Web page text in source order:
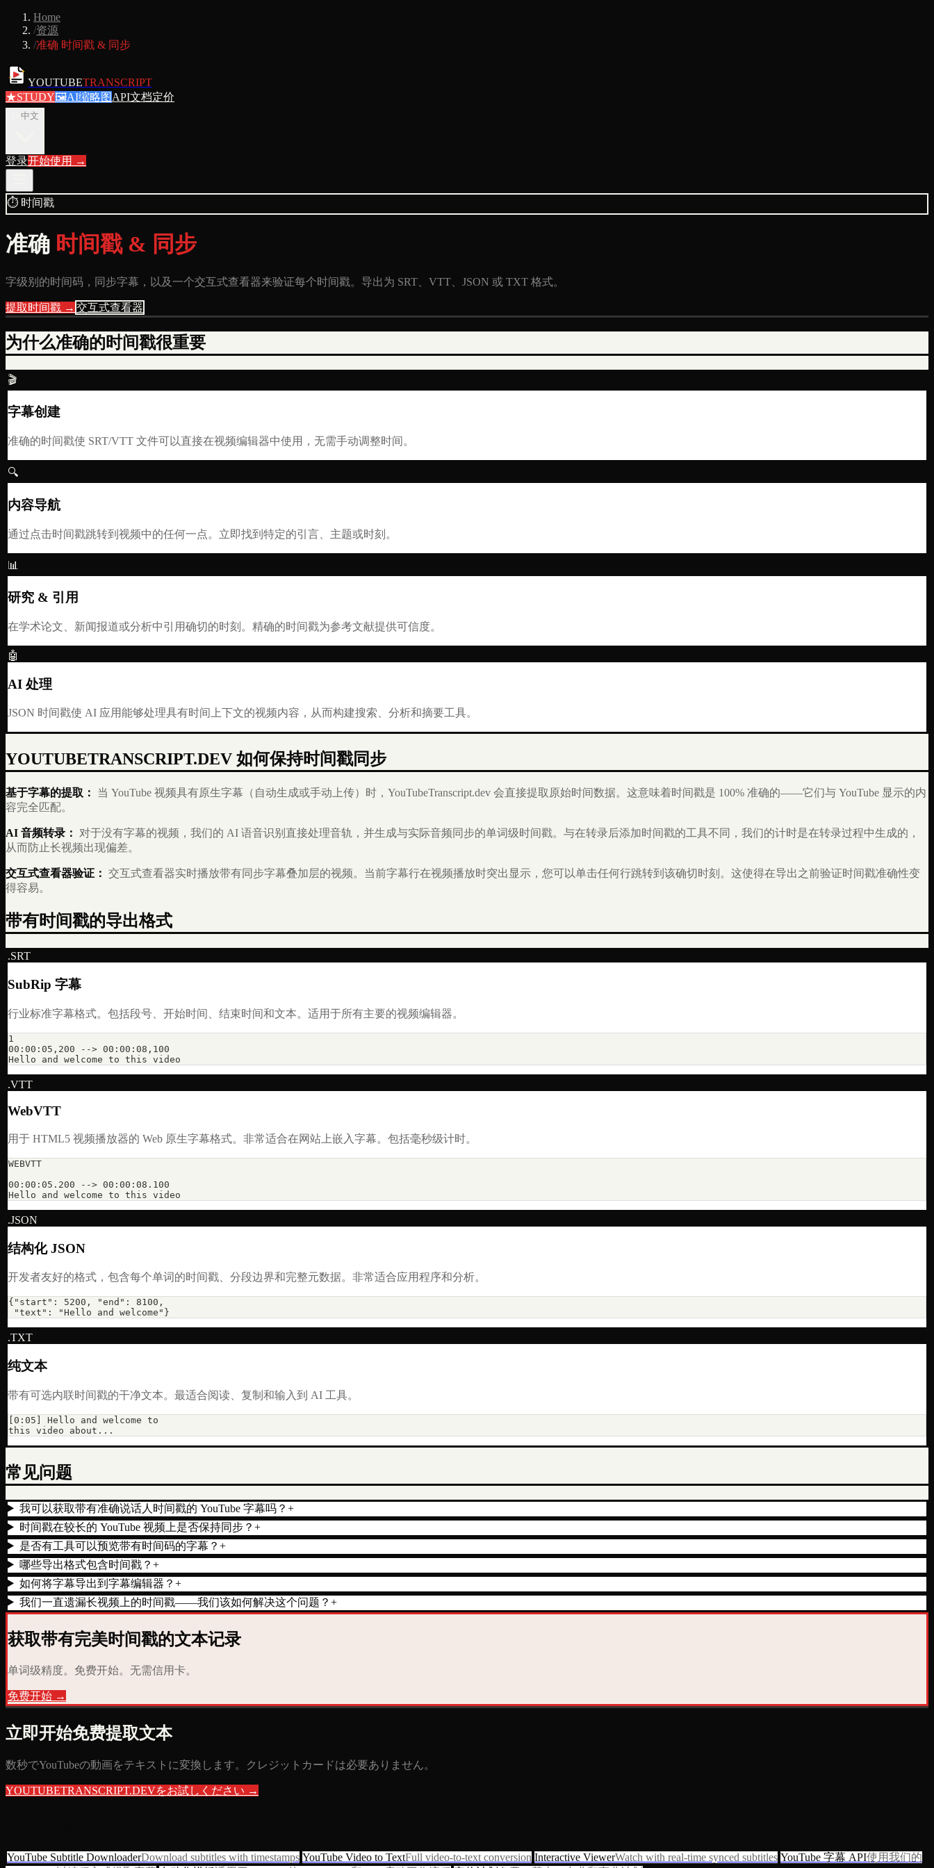
Home
/资源
/准确 时间戳 & 同步
YOUTUBETRANSCRIPT
★STUDY🖼AI缩略图 API文档定价
中文
登录开始使用 →
⏱ 时间戳
准确 时间戳 & 同步
字级别的时间码，同步字幕，以及一个交互式查看器来验证每个时间戳。导出为 SRT、VTT、JSON 或 TXT 格式。
提取时间戳 → 交互式查看器
为什么准确的时间戳很重要
🎬
字幕创建
准确的时间戳使 SRT/VTT 文件可以直接在视频编辑器中使用，无需手动调整时间。
🔍
内容导航
通过点击时间戳跳转到视频中的任何一点。立即找到特定的引言、主题或时刻。
📊
研究 & 引用
在学术论文、新闻报道或分析中引用确切的时刻。精确的时间戳为参考文献提供可信度。
🤖
AI 处理
JSON 时间戳使 AI 应用能够处理具有时间上下文的视频内容，从而构建搜索、分析和摘要工具。
YOUTUBETRANSCRIPT.DEV 如何保持时间戳同步
基于字幕的提取：
当 YouTube 视频具有原生字幕（自动生成或手动上传）时，YouTubeTranscript.dev 会直接提取原始时间数据。这意味着时间戳是 100% 准确的——它们与 YouTube 显示的内
容完全匹配。
AI 音频转录：
对于没有字幕的视频，我们的 AI 语音识别直接处理音轨，并生成与实际音频同步的单词级时间戳。与在转录后添加时间戳的工具不同，我们的计时是在转录过程中生成的，
从而防止长视频出现偏差。
交互式查看器验证： 交互式查看器实时播放带有同步字幕叠加层的视频。当前字幕行在视频播放时突出显示，您可以单击任何行跳转到该确切时刻。这使得在导出之前验证时间戳准确性变
得容易。
带有时间戳的导出格式
.SRT
SubRip 字幕
行业标准字幕格式。包括段号、开始时间、结束时间和文本。适用于所有主要的视频编辑器。
1
00:00:05,200 --> 00:00:08,100
Hello and welcome to this video
.VTT
WebVTT
用于 HTML5 视频播放器的 Web 原生字幕格式。非常适合在网站上嵌入字幕。包括毫秒级计时。
WEBVTT
00:00:05.200 --> 00:00:08.100
Hello and welcome to this video
.JSON
结构化 JSON
开发者友好的格式，包含每个单词的时间戳、分段边界和完整元数据。非常适合应用程序和分析。
{"start": 5200, "end": 8100,
"text": "Hello and welcome"}
.TXT
纯文本
带有可选内联时间戳的干净文本。最适合阅读、复制和输入到 AI 工具。
[0:05] Hello and welcome to
this video about...
常见问题
我可以获取带有准确说话人时间戳的 YouTube 字幕吗？ +
时间戳在较长的 YouTube 视频上是否保持同步？ +
是否有工具可以预览带有时间码的字幕？ +
哪些导出格式包含时间戳？ +
如何将字幕导出到字幕编辑器？ +
我们一直遗漏长视频上的时间戳——我们该如何解决这个问题？ +
获取带有完美时间戳的文本记录
单词级精度。免费开始。无需信用卡。
免费开始 →
立即开始免费提取文本
数秒でYouTubeの動画をテキストに変換します。クレジットカードは必要ありません。
YOUTUBETRANSCRIPT.DEVをお試しください →
YouTube Subtitle DownloaderDownload subtitles with timestamps YouTube Video to TextFull video-to-text conversion Interactive ViewerWatch with real-time synced subtitles YouTube 字幕 API使用我们的